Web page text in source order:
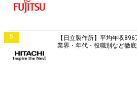
5
【日立製作所】平均年収896
業界・年代・役職別など徹底